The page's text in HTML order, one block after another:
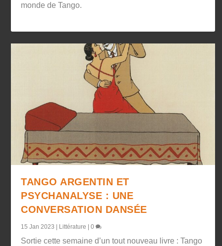
monde de Tango.
TANGO ARGENTIN ET
PSYCHANALYSE : UNE
CONVERSATION DANSÉE
15 Jan 2023 Littérature |0
Sortie cette semaine d’un tout nouveau livre : Tango